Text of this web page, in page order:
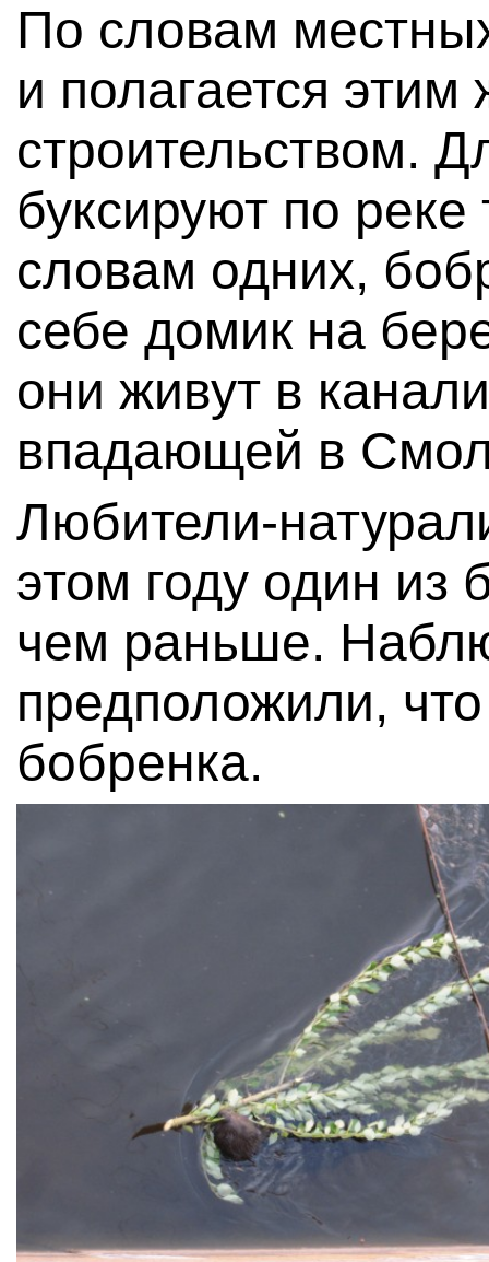
По словам
и полагается
строительством.
буксируют по
словам одних,
себе домик на
они живут в
впадающей в
Любители-
этом году один из
чем раньше.
предположили,
бобренка.